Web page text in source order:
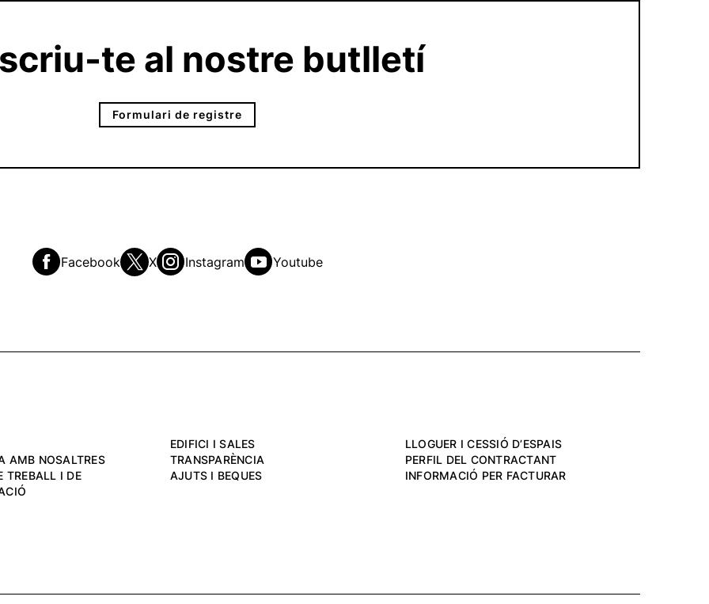
te al nostre butlletí
Formulari de registre
Facebook X Instagram Youtube
EDIFICI I SALES
LLOGUER I CESSIÓ D’ESPAIS
AMB NOSALTRES
TRANSPARÈNCIA
PERFIL DEL CONTRACTANT
TREBALL I DE
AJUTS I BEQUES INFORMACIÓ PER FACTURAR